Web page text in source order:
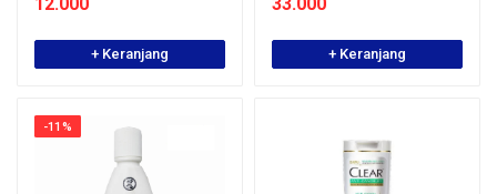
+ Keranjang + Keranjang
-11%